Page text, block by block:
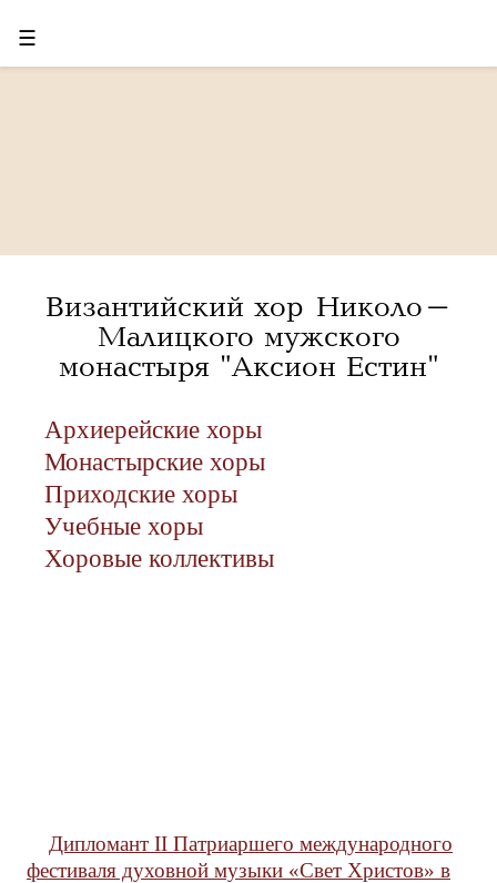
☰
Византийский хор Николо-
Малицкого мужского
монастыря "Аксион Естин"
Архиерейские хоры
Монастырские хоры
Приходские хоры
Учебные хоры
Хоровые коллективы
Дипломант II Патриаршего международного
фестиваля духовной музыки «Свет Христов» в